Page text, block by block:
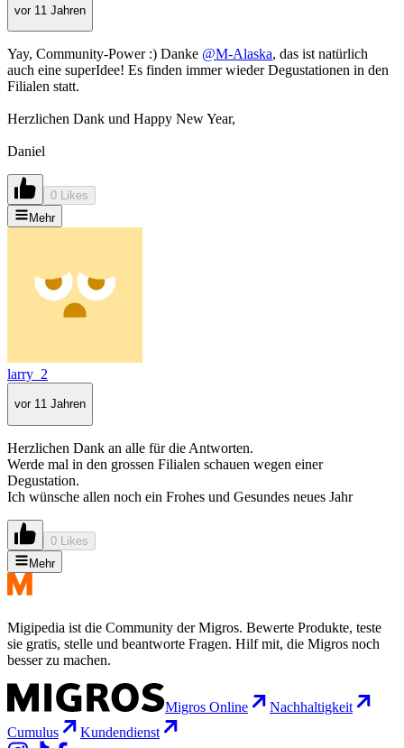
vor 11 Jahren
Yay, Community-Power :) Danke @M-Alaska, das ist natürlich
auch eine superIdee! Es finden immer wieder Degustationen in den
Filialen statt.
Herzlichen Dank und Happy New Year,
Daniel
0 Likes
Mehr
larry_2
vor 11 Jahren
Herzlichen Dank an alle für die Antworten.
Werde mal in den grossen Filialen schauen wegen einer
Degustation.
Ich wünsche allen noch ein Frohes und Gesundes neues Jahr
0 Likes
Mehr
Migipedia ist die Community der Migros. Bewerte Produkte, teste
sie gratis, stelle und beantworte Fragen. Hilf mit, die Migros noch
besser zu machen.
Migros Online
Nachhaltigkeit
Cumulus
Kundendienst